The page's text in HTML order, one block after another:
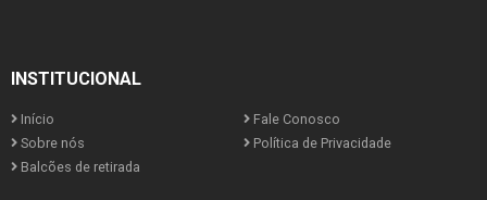
INSTITUCIONAL
Início
Fale Conosco
Sobre nós
Política de Privacidade
Balcões de retirada